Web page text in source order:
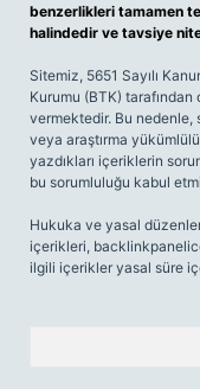
benzerlikleri tamamen
halindedir ve tavsiye
Sitemiz, 5651 Sayılı
Kurumu (BTK) tarafından
vermektedir. Bu
veya araştırma
yazdıkları içeriklerin
bu sorumluluğu kabul
Hukuka ve yasal
içerikleri,
ilgili içerikler yasal süre